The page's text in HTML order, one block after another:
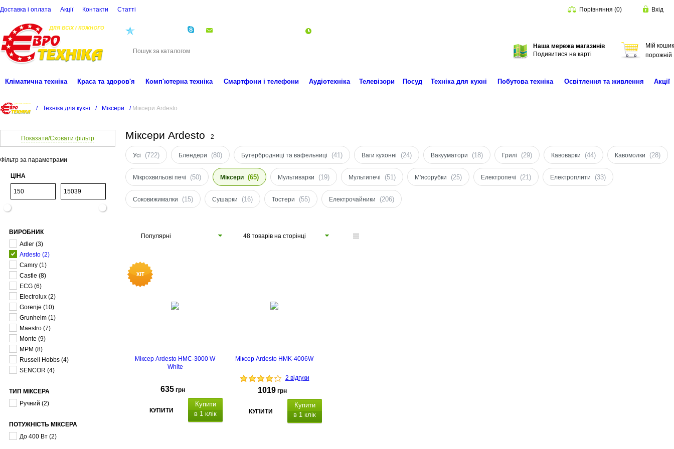
Доставка і оплата Акції Контакти Статті Порівняння (0) Вхід
Наша мережа магазинів
Подивитися на карті
Мій кошик
порожній
Кліматична техніка Краса та здоров'я Комп'ютерна техніка Смартфони і телефони Аудіотехніка Телевізори Посуд Техніка для кухні Побутова техніка Освітлення та живлення Акції
/ Техніка для кухні / Міксери / Міксери Ardesto
Показати/Сховати фільтр
Фільтр за параметрами
ЦІНА
ВИРОБНИК
Adler (3)
Ardesto (2)
Camry (1)
Castle (8)
ECG (6)
Electrolux (2)
Gorenje (10)
Grunhelm (1)
Maestro (7)
Monte (9)
MPM (8)
Russell Hobbs (4)
SENCOR (4)
ТИП МІКСЕРА
Ручний (2)
ПОТУЖНІСТЬ МІКСЕРА
До 400 Вт (2)
Міксери Ardesto 2
Усі (722) Блендери (80) Бутербродниці та вафельниці (41) Ваги кухонні (24) Вакууматори (18) Грилі (29) Кавоварки (44) Кавомолки (28)
Мікрохвильові печі (50) Міксери (65) Мультиварки (19) Мультипечі (51) М'ясорубки (25) Електропечі (21) Електроплити (33)
Соковижималки (15) Сушарки (16) Тостери (55) Електрочайники (206)
Популярні 48 товарів на сторінці
Міксер Ardesto HMC-3000 W
White
635 грн
КУПИТИ
Купити
в 1 клік
Міксер Ardesto HMK-4006W
2 відгуки
1019 грн
КУПИТИ
Купити
в 1 клік